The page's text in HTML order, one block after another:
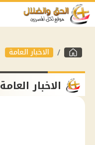
الاخبار العامة
الاخبار العامة